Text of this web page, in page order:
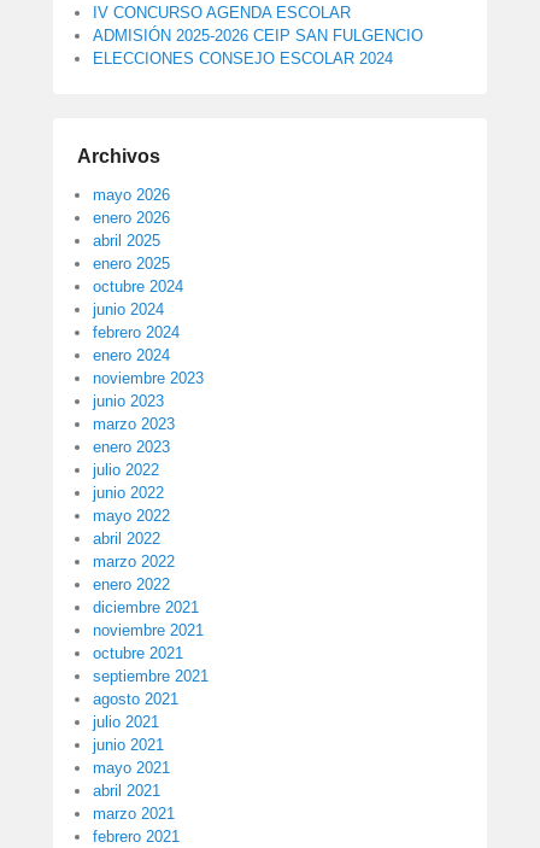
IV CONCURSO AGENDA ESCOLAR
ADMISIÓN 2025-2026 CEIP SAN FULGENCIO
ELECCIONES CONSEJO ESCOLAR 2024
Archivos
mayo 2026
enero 2026
abril 2025
enero 2025
octubre 2024
junio 2024
febrero 2024
enero 2024
noviembre 2023
junio 2023
marzo 2023
enero 2023
julio 2022
junio 2022
mayo 2022
abril 2022
marzo 2022
enero 2022
diciembre 2021
noviembre 2021
octubre 2021
septiembre 2021
agosto 2021
julio 2021
junio 2021
mayo 2021
abril 2021
marzo 2021
febrero 2021